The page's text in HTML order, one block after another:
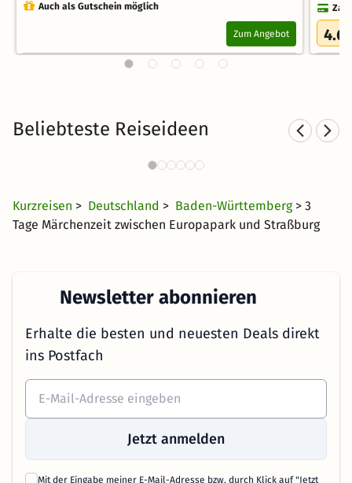
Auch als Gutschein möglich
Zum Angebot 4.6
Beliebteste Reiseideen
Landhotels in Baden-
Kurzreisen > Deutschland > Baden-Württemberg > 3
Tage Märchenzeit zwischen Europapark und Straßburg
Newsletter abonnieren
Erhalte die besten und neuesten Deals direkt
ins Postfach
Jetzt anmelden
Mit der Eingabe meiner E-Mail-Adresse bzw. durch Klick auf "Jetzt